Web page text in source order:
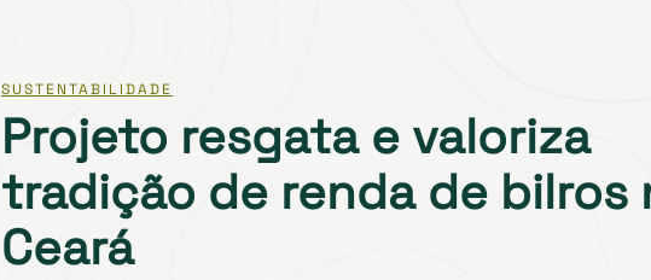
SUSTENTABILIDADE
Projeto resgata e valoriza
tradição de renda de bilros
Ceará